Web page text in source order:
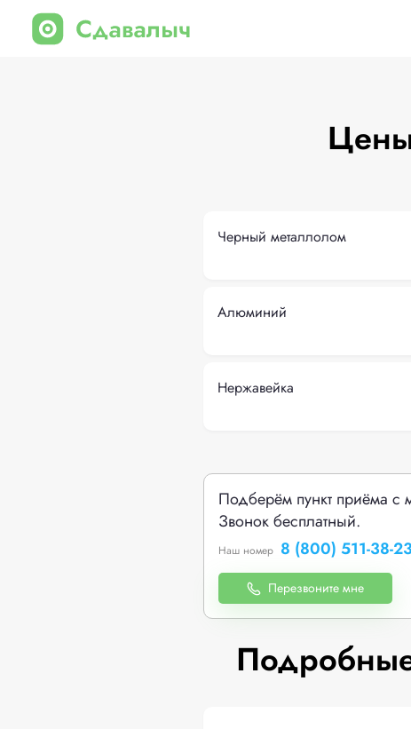
Черный металлолом
Алюминий
Нержавейка
Подберём пункт приёма
Звонок бесплатный.
Наш номер 8 (800) 511-38-
Перезвоните мне